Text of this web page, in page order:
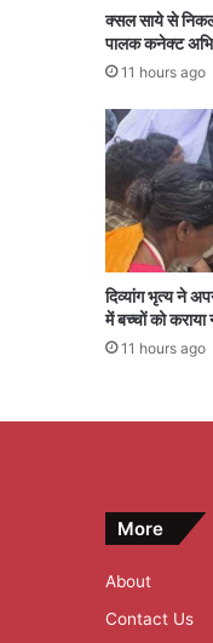
क्सल साये से
पालक कनेक्ट
11 hours ago
दिव्यांग भृत्य ने
में बच्चों को कराया
11 hours ago
More
About
Contact Us